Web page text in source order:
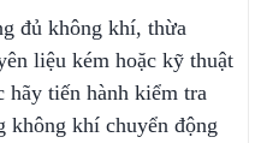
đủ không khí, thừa
liệu kém hoặc kỹ thuật
hãy tiến hành kiểm tra
không khí chuyển động